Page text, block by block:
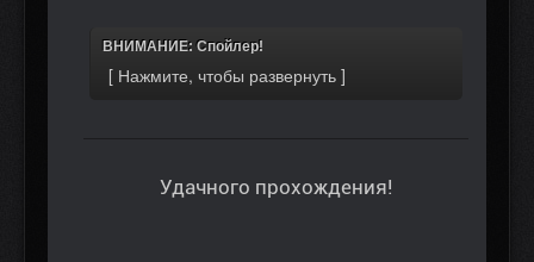
ВНИМАНИЕ: Спойлер!
Удачного прохождения!